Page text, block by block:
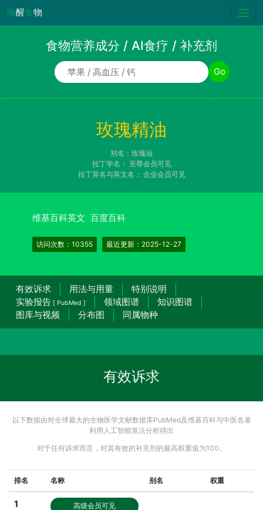
唤醒食物
食物营养成分 / AI食疗 / 补充剂
食物/AI食疗诉求/补充剂名称 Go
玫瑰精油
别名：玫瑰油
拉丁学名： 至尊会员可见
拉丁异名与英文名： 企业会员可见
维基百科英文 百度百科
访问次数：10355 最近更新：2025-12-27
有效诉求 用法与用量
特别说明
实验报告 [ PubMed ] 领域图谱
知识图谱
图库与视频
分布图 同属物种
有效诉求
以下数据由对全球最大的生物医学文献数据库PubMed及维基百科与中医名著
利用人工智能算法分析得出
对于任何诉求而言，对其有效的补充剂的最高权重值为100。
排名 名称 别名 权重
1 高级会员可见